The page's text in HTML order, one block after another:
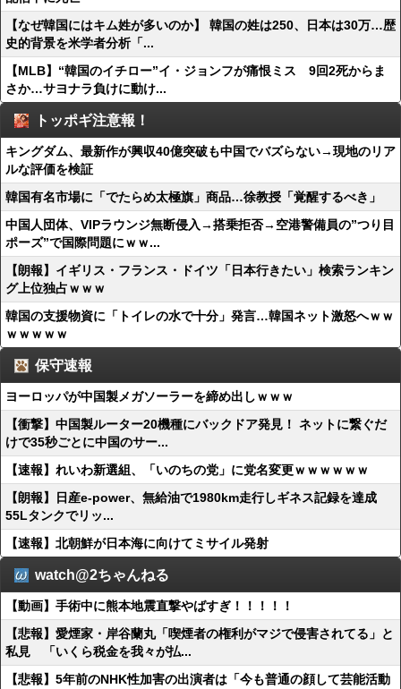
【なぜ韓国にはキム姓が多いのか】 韓国の姓は250、日本は30万…歴
史的背景を米学者分析「...
【MLB】“韓国のイチロー”イ・ジョンフが痛恨ミス 9回2死からま
さか…サヨナラ負けに動け...
トッポギ注意報！
キングダム、最新作が興収40億突破も中国でバズらない→現地のリア
ルな評価を検証
韓国有名市場に「でたらめ太極旗」商品…徐教授「覚醒するべき」
中国人団体、VIPラウンジ無断侵入→搭乗拒否→空港警備員の”つり目
ポーズ”で国際問題にｗｗ...
【朗報】イギリス・フランス・ドイツ「日本行きたい」検索ランキン
グ上位独占ｗｗｗ
韓国の支援物資に「トイレの水で十分」発言…韓国ネット激怒へｗｗ
ｗｗｗｗｗ
保守速報
ヨーロッパが中国製メガソーラーを締め出しｗｗｗ
【衝撃】中国製ルーター20機種にバックドア発見！ ネットに繋ぐだ
けで35秒ごとに中国のサー...
【速報】れいわ新選組、「いのちの党」に党名変更ｗｗｗｗｗｗ
【朗報】日産e-power、無給油で1980km走行しギネス記録を達成
55Lタンクでリッ...
【速報】北朝鮮が日本海に向けてミサイル発射
watch@2ちゃんねる
【動画】手術中に熊本地震直撃やばすぎ！！！！！
【悲報】愛煙家・岸谷蘭丸「喫煙者の権利がマジで侵害されてる」と
私見 「いくら税金を我々が払...
【悲報】5年前のNHK性加害の出演者は「今も普通の顔して芸能活動